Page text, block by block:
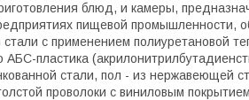
блюд, и камеры,
пищевой промышленности,
с применением полиуретановой
АБС-пластика
стали, пол - из нержавеющей
проволоки с виниловым